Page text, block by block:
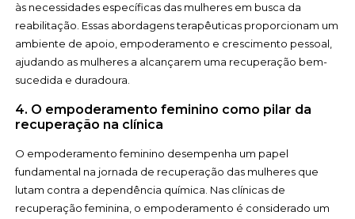
às necessidades específicas das mulheres em busca da
reabilitação. Essas abordagens terapêuticas proporcionam um
ambiente de apoio, empoderamento e crescimento pessoal,
ajudando as mulheres a alcançarem uma recuperação bem-
sucedida e duradoura.
4. O empoderamento feminino como pilar da
recuperação na clínica
O empoderamento feminino desempenha um papel
fundamental na jornada de recuperação das mulheres que
lutam contra a dependência química. Nas clínicas de
recuperação feminina, o empoderamento é considerado um